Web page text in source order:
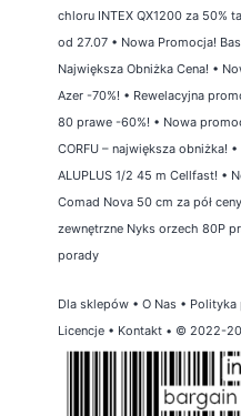
chloru INTEX QX1200 za 50%
od 27.07 • Nowa Promocja!
Największa Obniżka Cena! •
Azer -70%! • Rewelacyjna
80 prawe -60%! • Nowa
CORFU – największa obniżka! •
ALUPLUS 1/2 45 m Cellfast! •
Comad Nova 50 cm za pół
zewnętrzne Nyks orzech 80P
porady
Dla sklepów • O Nas • Polityka
Licencje • Kontakt • © 2022-